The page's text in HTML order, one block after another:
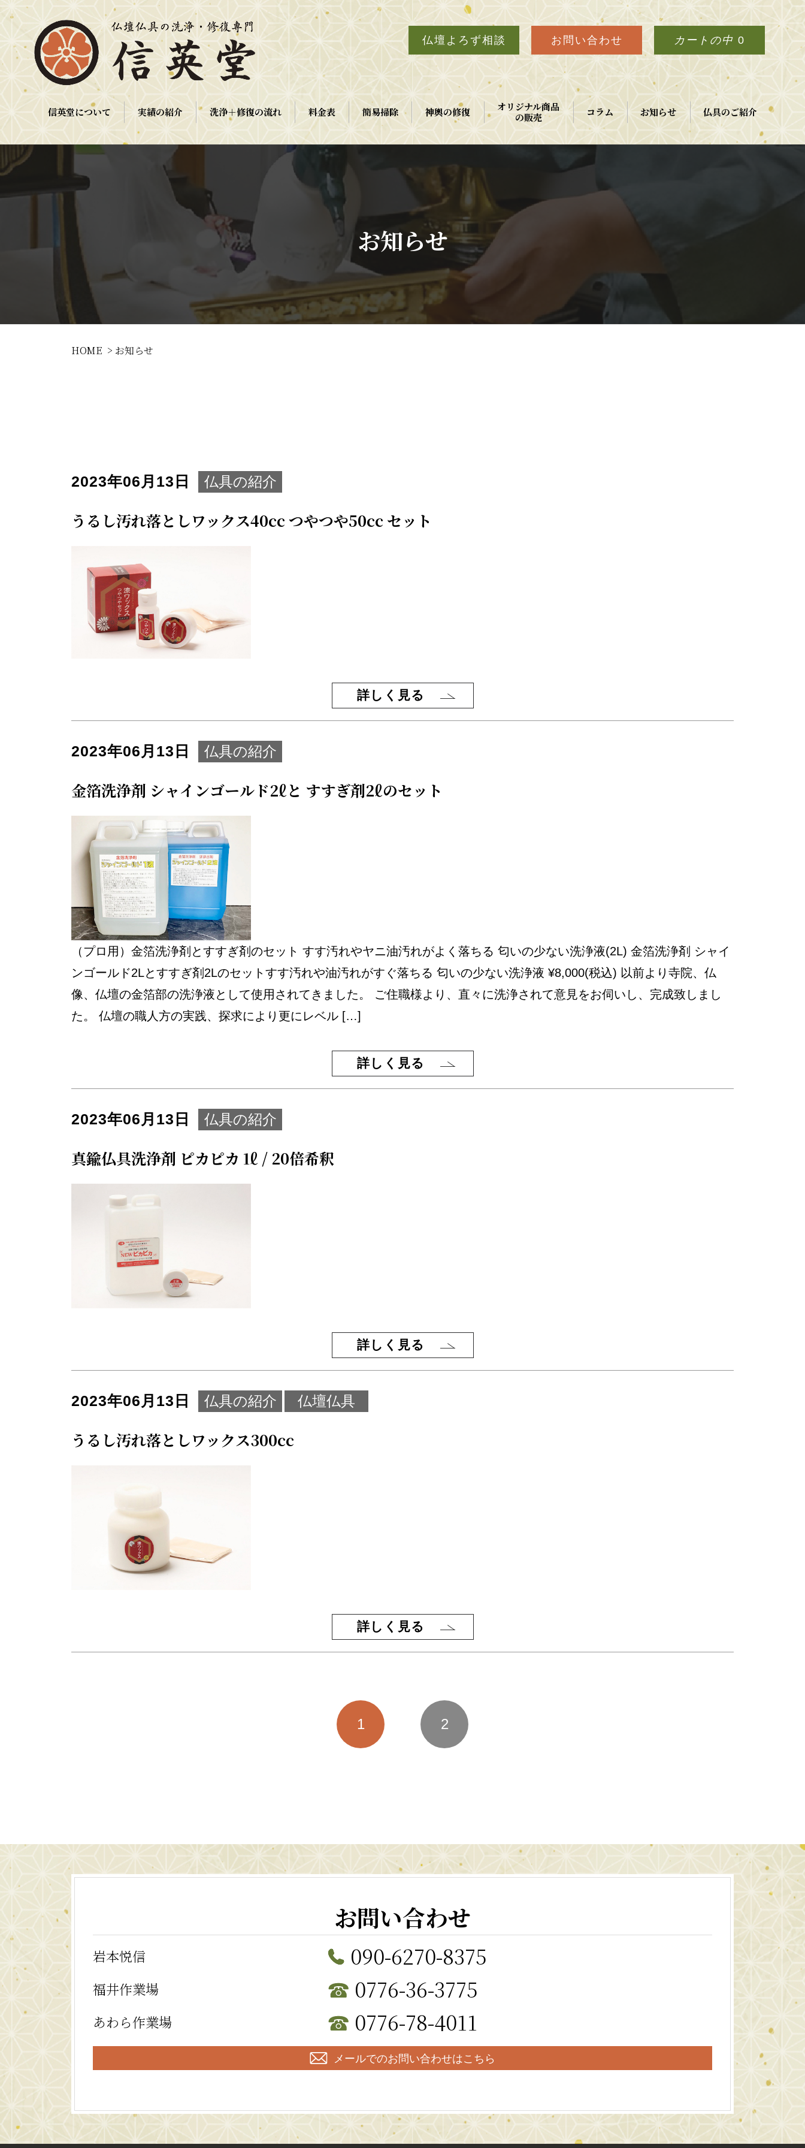
仏壇よろず相談 お問い合わせ カートの中 0
信英堂について 実績の紹介 洗浄＋修復の流れ 料金表 簡易掃除 神輿の修復
オリジナル商品
の販売
コラム お知らせ 仏具のご紹介
お知らせ
HOME お知らせ
2023年06月13日 仏具の紹介
うるし汚れ落としワックス40cc つやつや50cc セット
詳しく見る
2023年06月13日 仏具の紹介
金箔洗浄剤 シャインゴールド2ℓと すすぎ剤2ℓのセット
（プロ用）金箔洗浄剤とすすぎ剤のセット すす汚れやヤニ油汚れがよく落ちる 匂いの少ない洗浄液(2L) 金箔洗浄剤 シャイ
ンゴールド2Lとすすぎ剤2Lのセットすす汚れや油汚れがすぐ落ちる 匂いの少ない洗浄液 ¥8,000(税込) 以前より寺院、仏
像、仏壇の金箔部の洗浄液として使用されてきました。 ご住職様より、直々に洗浄されて意見をお伺いし、完成致しまし
た。 仏壇の職人方の実践、探求により更にレベル […]
詳しく見る
2023年06月13日 仏具の紹介
真鍮仏具洗浄剤 ピカピカ 1ℓ / 20倍希釈
詳しく見る
2023年06月13日 仏具の紹介 仏壇仏具
うるし汚れ落としワックス300cc
詳しく見る
1 2
お問い合わせ
岩本悦信 090-6270-8375
福井作業場 0776-36-3775
あわら作業場 0776-78-4011
メールでのお問い合わせはこちら